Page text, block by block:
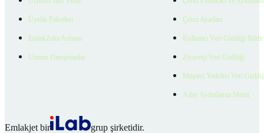
Üyelik Paketleri
EmlakZeka Asistan
Uzman Danışmanlar
Çerez Ayarları
Kullanıcı Veri Gizliliği
Ziyaretçi Veri Gizliliği
Müşteri Yetkilisi Veri
Aday Aydınlatma Metni
Emlakjet bir
grup şirketidir.